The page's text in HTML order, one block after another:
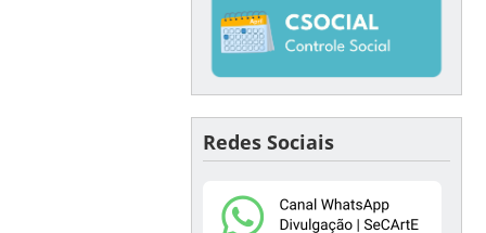
Redes Sociais